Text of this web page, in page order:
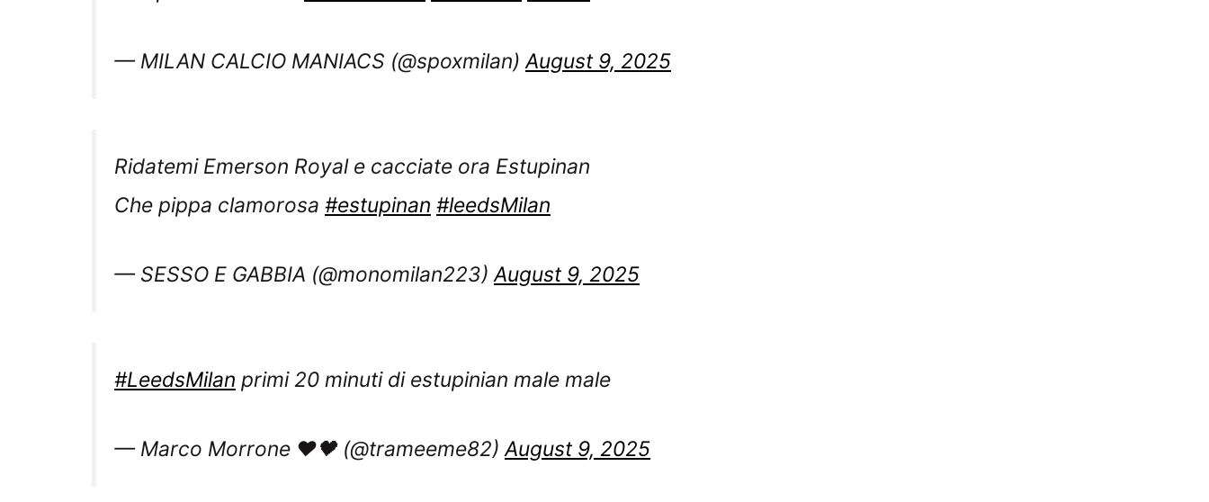
— MILAN CALCIO MANIACS (@spoxmilan) August 9, 2025
Ridatemi Emerson Royal e cacciate ora Estupinan
Che pippa clamorosa #estupinan #leedsMilan
— SESSO E GABBIA (@monomilan223)August 9, 2025
#LeedsMilan primi 20 minuti di estupinian male male
— Marco Morrone ❤️🖤 (@trameeme82)August 9, 2025